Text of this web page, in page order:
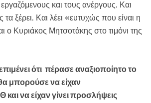
εργαζόμενους και τους ανέργους. Και
ξέρει. Και λέει «ευτυχώς που είναι η
ο Κυριάκος Μητσοτάκης στο τιμόνι της
ότι πέρασε αναξιοποίητο το
μπορούσε να είχαν
να είχαν γίνει προσλήψεις